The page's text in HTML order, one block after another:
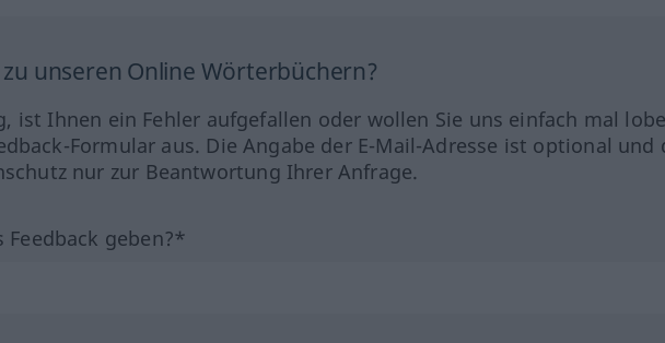
zu unseren Online Wörterbüchern?
ist Ihnen ein Fehler aufgefallen oder wollen Sie uns einfach mal
Formular aus. Die Angabe der E-Mail-Adresse ist optional und
nur zur Beantwortung Ihrer Anfrage.
Feedback geben?*